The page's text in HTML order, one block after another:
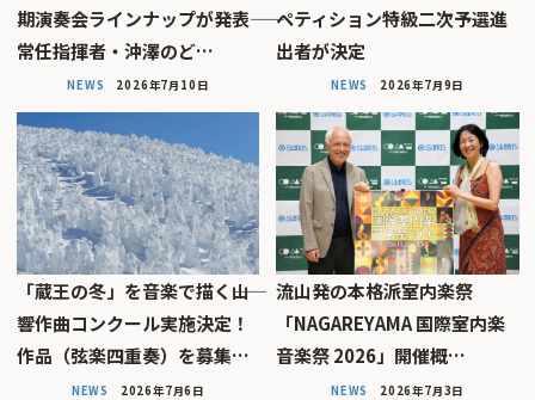
期演奏会ラインナップが発表――
常任指揮者・沖澤のど…
NEWS 2026年7月10日
ペティション特級二次予選進
出者が決定
NEWS 2026年7月9日
「蔵王の冬」を音楽で描く――山
響作曲コンクール実施決定！
作品（弦楽四重奏）を募集…
NEWS 2026年7月6日
流山発の本格派室内楽祭
「NAGAREYAMA 国際室内楽
音楽祭 2026」開催概…
NEWS 2026年7月3日